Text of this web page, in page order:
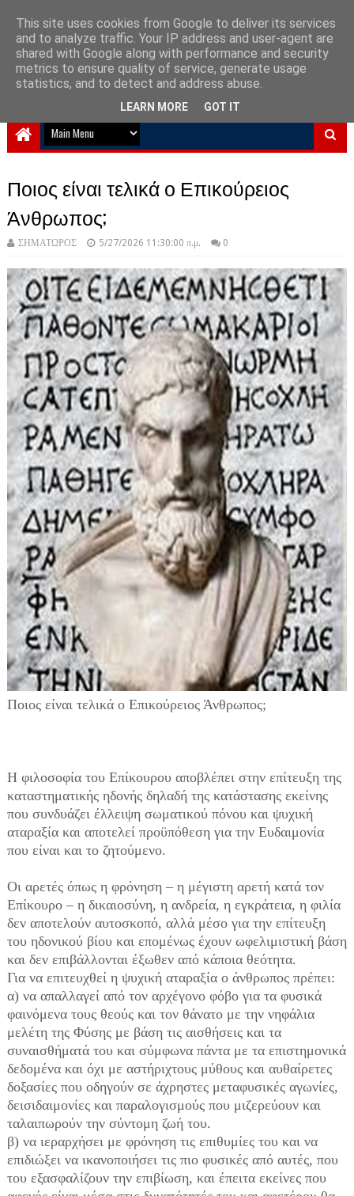
NewPlanet09
Ειδήσεις νέα από την Ελλάδα και τον κόσμο
Ποιος είναι τελικά ο Επικούρειος
Άνθρωπος;
ΣΗΜΑΤΩΡΟΣ 5/27/2026 11:30:00 π.μ. 0
Ποιος είναι τελικά ο Επικούρειος Άνθρωπος;
Η φιλοσοφία του Επίκουρου αποβλέπει στην επίτευξη της
καταστηματικής ηδονής δηλαδή της κατάστασης εκείνης
που συνδυάζει έλλειψη σωματικού πόνου και ψυχική
αταραξία και αποτελεί προϋπόθεση για την Ευδαιμονία
που είναι και το ζητούμενο.
Οι αρετές όπως η φρόνηση – η μέγιστη αρετή κατά τον
Επίκουρο – η δικαιοσύνη, η ανδρεία, η εγκράτεια, η φιλία
δεν αποτελούν αυτοσκοπό, αλλά μέσο για την επίτευξη
του ηδονικού βίου και επομένως έχουν ωφελιμιστική βάση
και δεν επιβάλλονται έξωθεν από κάποια θεότητα.
Για να επιτευχθεί η ψυχική αταραξία ο άνθρωπος πρέπει:
α) να απαλλαγεί από τον αρχέγονο φόβο για τα φυσικά
φαινόμενα τους θεούς και τον θάνατο με την νηφάλια
μελέτη της Φύσης με βάση τις αισθήσεις και τα
συναισθήματά του και σύμφωνα πάντα με τα επιστημονικά
δεδομένα και όχι με αστήριχτους μύθους και αυθαίρετες
δοξασίες που οδηγούν σε άχρηστες μεταφυσικές αγωνίες,
δεισιδαιμονίες και παραλογισμούς που μιζερεύουν και
ταλαιπωρούν την σύντομη ζωή του.
β) να ιεραρχήσει με φρόνηση τις επιθυμίες του και να
επιδιώξει να ικανοποιήσει τις πιο φυσικές από αυτές, που
του εξασφαλίζουν την επιβίωση, και έπειτα εκείνες που
This site uses cookies from Google to deliver its services
and to analyze traffic. Your IP address and user-agent are
shared with Google along with performance and security
metrics to ensure quality of service, generate usage
statistics, and to detect and address abuse.
LEARN MORE GOT IT